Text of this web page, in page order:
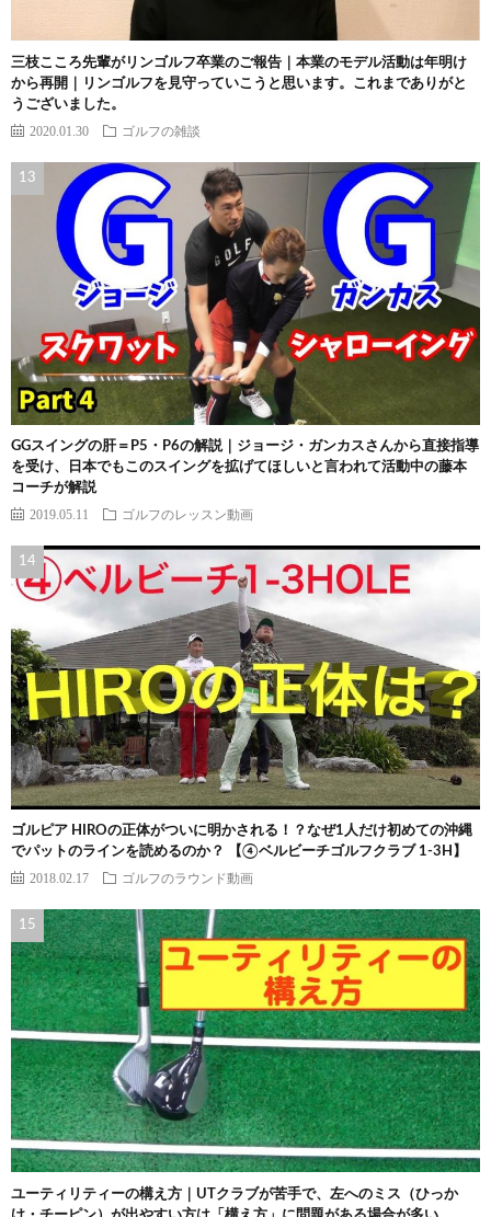
三枝こころ先輩がリンゴルフ卒業のご報告｜本業のモデル活動は年明け
から再開｜リンゴルフを見守っていこうと思います。これまでありがと
うございました。
2020.01.30 ゴルフの雑談
GGスイングの肝＝P5・P6の解説｜ジョージ・ガンカスさんから直接指導
を受け、日本でもこのスイングを拡げてほしいと言われて活動中の藤本
コーチが解説
2019.05.11 ゴルフのレッスン動画
ゴルピア HIROの正体がついに明かされる！？なぜ1人だけ初めての沖縄
でパットのラインを読めるのか？ 【④ベルビーチゴルフクラブ 1-3H】
2018.02.17 ゴルフのラウンド動画
ユーティリティーの構え方｜UTクラブが苦手で、左へのミス（ひっか